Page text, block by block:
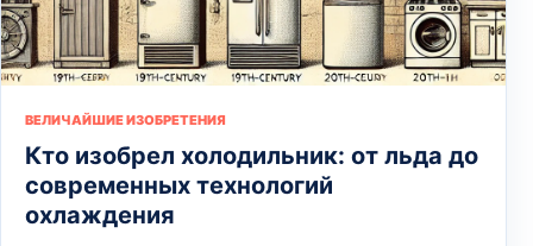
ВЕЛИЧАЙШИЕ ИЗОБРЕТЕНИЯ
Кто изобрел холодильник: от льда до
современных технологий
охлаждения